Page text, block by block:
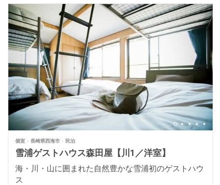
個室 長崎県西海市 民泊
雪浦ゲストハウス森田屋【川1／洋室】
海・川・山に囲まれた自然豊かな雪浦初のゲストハウ
ス